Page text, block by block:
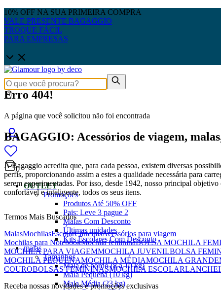
10% OFF NA SUA PRIMEIRA COMPRA
VALE PRESENTE BAGAGGIO
TROQUE FÁCIL
PARA EMPRESAS
0
OUTLET
Promoções
Produtos Até 50% OFF
Pais: Leve 3 pague 2
Malas Com Desconto
Últimas unidades
Kits Escolares Com Desconto
malas
Tamanhos
Mala de bordo (8 a 10 kg)
Mala Pequena (10 kg)
Mala Média (23 kg)
Erro 404!
A página que você solicitou não foi encontrada
BAGAGGIO: Acessórios de viagem,
A Bagaggio acredita que, para cada pessoa, existem diversas
perfis, proporcionando assim a estes a qualidade necessária para
serem experimentadas. Por isso, desde 1942, nosso principal
confortável e inteligente, todos os seus itens.
Termos Mais Buscados
MalasMochilasEscolarCarteirasAcessórios para viagem
Mochilas para NotebookMochila femininaBOLSA MOCHILA
MOCHILA PARA VIAGEMMOCHILA JUVENILBOLSA
MOCHILA PEQUENAMOCHILA MÉDIAMOCHILA GRANDE
COUROBOLSAS FEMININASMOCHILA ESCOLAR
Receba nossas novidades e promoções exclusivas